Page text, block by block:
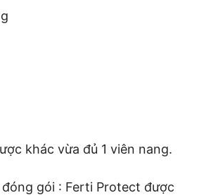
khác vừa đủ 1 viên nang.
gói : Ferti Protect được